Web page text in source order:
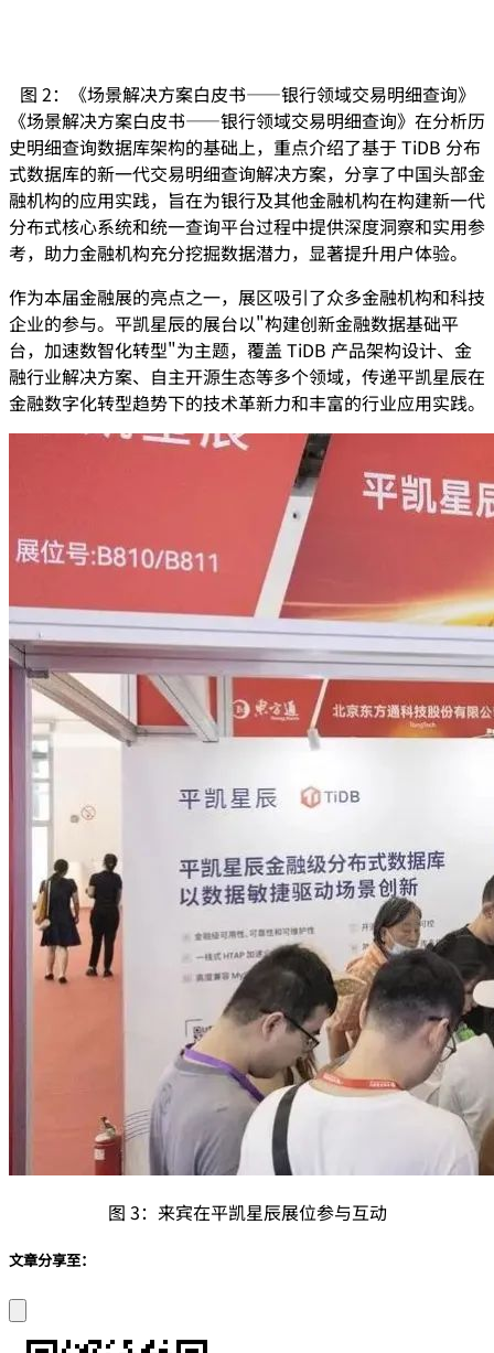
图 2：《场景解决方案白皮书——银行领域交易明细查询》
《场景解决方案白皮书——银行领域交易明细查询》在分析历
史明细查询数据库架构的基础上，重点介绍了基于 TiDB 分布
式数据库的新一代交易明细查询解决方案，分享了中国头部金
融机构的应用实践，旨在为银行及其他金融机构在构建新一代
分布式核心系统和统一查询平台过程中提供深度洞察和实用参
考，助力金融机构充分挖掘数据潜力，显著提升用户体验。
作为本届金融展的亮点之一，展区吸引了众多金融机构和科技
企业的参与。平凯星辰的展台以"构建创新金融数据基础平
台，加速数智化转型"为主题，覆盖 TiDB 产品架构设计、金
融行业解决方案、自主开源生态等多个领域，传递平凯星辰在
金融数字化转型趋势下的技术革新力和丰富的行业应用实践。
图 3：来宾在平凯星辰展位参与互动
文章分享至：